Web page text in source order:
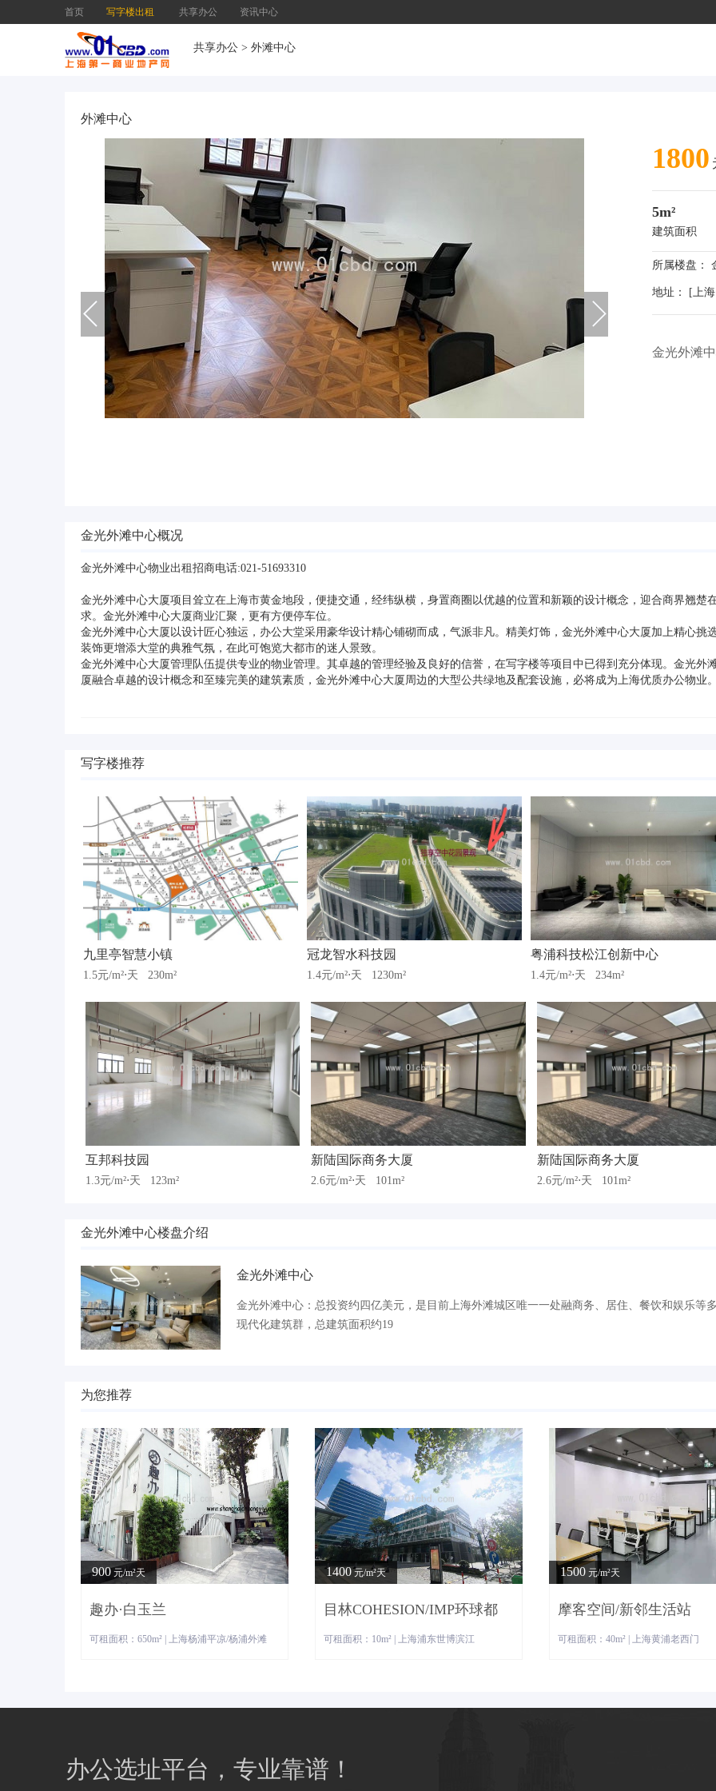
首页 写字楼出租 共享办公 资讯中心
共享办公 > 外滩中心
外滩中心
1800
5m²
建筑面积
所属楼盘：
地址： [上
金光外滩
金光外滩中心概况
金光外滩中心物业出租招商电话:021-51693310
金光外滩中心大厦项目耸立在上海市黄金地段，便捷交通，经纬纵横，身置商圈以优越的位置和新颖的设计概念，迎合商界翘楚
求。金光外滩中心大厦商业汇聚，更有方便停车位。
金光外滩中心大厦以设计匠心独运，办公大堂采用豪华设计精心铺砌而成，气派非凡。精美灯饰，金光外滩中心大厦加上精心挑
装饰更增添大堂的典雅气氛，在此可饱览大都市的迷人景致。
金光外滩中心大厦管理队伍提供专业的物业管理。其卓越的管理经验及良好的信誉，在写字楼等项目中已得到充分体现。金光外
厦融合卓越的设计概念和至臻完美的建筑素质，金光外滩中心大厦周边的大型公共绿地及配套设施，必将成为上海优质办公物业
写字楼推荐
九里亭智慧小镇
1.5元/m²⋅天 230m²
冠龙智水科技园
1.4元/m²⋅天 1230m²
粤浦科技松江创新中心
1.4元/m²⋅天 234m²
互邦科技园
1.3元/m²⋅天 123m²
新陆国际商务大厦
2.6元/m²⋅天 101m²
新陆国际商务大厦
2.6元/m²⋅天 101m²
金光外滩中心楼盘介绍
金光外滩中心
金光外滩中心：总投资约四亿美元，是目前上海外滩城区唯一一处融商务、居住、餐饮和娱乐等
现代化建筑群，总建筑面积约19
为您推荐
900 元/m²天
趣办·白玉兰
可租面积：650m² | 上海杨浦平凉/杨浦外滩
1400 元/m²天
目林COHESION/IMP环球都
可租面积：10m² | 上海浦东世博滨江
1500 元/m²天
摩客空间/新邻生活站
可租面积：40m² | 上海黄浦老西门
办公选址平台，专业靠谱！